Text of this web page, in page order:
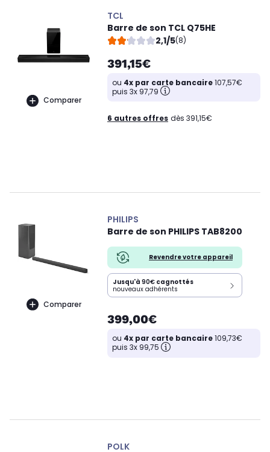
Comparer
TCL
Barre de son TCL Q75HE
2,1/5(8)
391,15€
ou 4x par carte bancaire107,57€
puis 3x 97,79
6 autres offres dès 391,15€
Comparer
PHILIPS
Barre de son PHILIPS TAB8200
Revendre votre appareil
Jusqu'à 90€ cagnottés
nouveaux adhérents
399,00€
ou 4x par carte bancaire109,73€
puis 3x 99,75
POLK